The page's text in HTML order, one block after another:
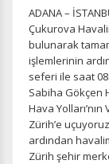
ADANA –
Çukurova
bulunarak
işlemlerinin
seferi ile saat
Sabiha Gökçen
Hava
Zürih’e
ardından
Zürih şehir